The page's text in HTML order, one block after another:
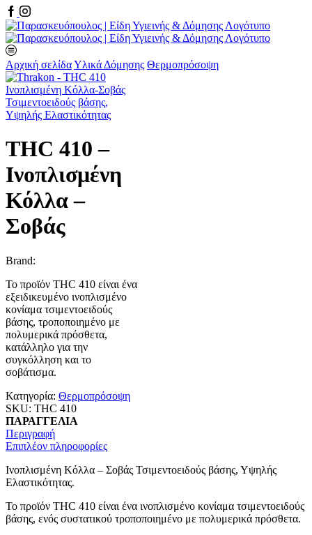
Facebook
Instagram
Αρχική σελίδαΥλικά Δόμησης Θερμοπρόσοψη
THC 410 –
Ινοπλισμένη
Κόλλα –
Σοβάς
Brand:
Το προϊόν THC 410 είναι ένα
εξειδικευμένο ινοπλισμένο
κονίαμα τσιμεντοειδούς
βάσης, τροποποιημένο με
πολυμερικά πρόσθετα,
κατάλληλο για την
συγκόλληση και το
σοβάτισμα.
Κατηγορία: Θερμοπρόσοψη
SKU: THC 410
ΠΑΡΑΓΓΕΛΙΑ
Περιγραφή
Επιπλέον πληροφορίες
Ινοπλισμένη Κόλλα – Σοβάς Τσιμεντοειδούς βάσης, Υψηλής
Ελαστικότητας.
Το προϊόν THC 410 είναι ένα ινοπλισμένο κονίαμα τσιμεντοειδούς
βάσης, ενός συστατικού τροποποιημένο με πολυμερικά πρόσθετα.